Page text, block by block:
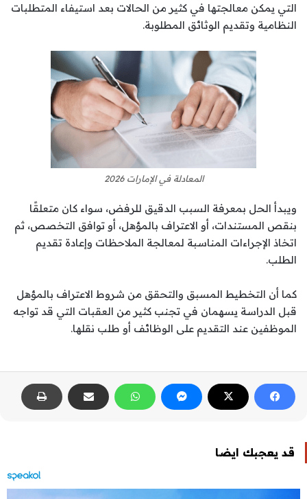
التي يمكن معالجتها في كثير من الحالات بعد استيفاء المتطلبات
النظامية وتقديم الوثائق المطلوبة.
المعادلة في الإمارات 2026
ويبدأ الحل بمعرفة السبب الدقيق للرفض، سواء كان متعلقًا
بنقص المستندات، أو الاعتراف بالمؤهل، أو توافق التخصص، ثم
اتخاذ الإجراءات المناسبة لمعالجة الملاحظات وإعادة تقديم
الطلب.
كما أن التخطيط المسبق والتحقق من شروط الاعتراف بالمؤهل
قبل الدراسة يسهمان في تجنب كثير من العقبات التي قد تواجه
الموظفين عند التقديم على الوظائف أو طلب نقلها.
قد يعجبك ايضا